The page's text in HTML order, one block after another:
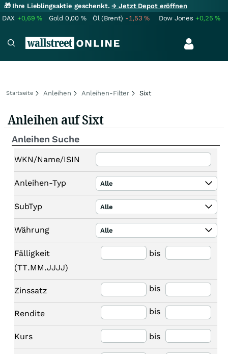
🎁 Ihre Lieblingsaktie geschenkt.→ Jetzt Depot eröffnen
DAX +0,69% Gold 0,00 % Öl (Brent) -1,53% Dow Jones +0,25%
Startseite Anleihen Anleihen-Filter Sixt
Anleihen auf Sixt
Anleihen Suche
WKN/Name/ISIN
Anleihen-Typ Alle
SubTyp Alle
Währung Alle
Fälligkeit
(TT.MM.JJJJ)
bis
Zinssatz bis
Rendite bis
Kurs bis